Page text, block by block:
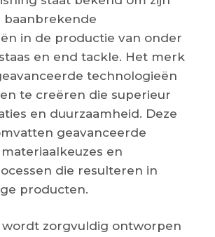
baanbrekende
in de productie van onder
en end tackle. Het merk
technologieën
te creëren die superieur
en duurzaamheid. Deze
geavanceerde
en
die resulteren in
producten.
wordt zorgvuldig ontworpen